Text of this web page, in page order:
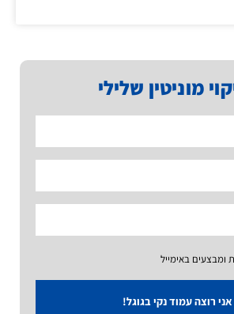
מוניטין שלילי
ומבצעים באימייל
אני רוצה עמוד נקי בגוגל!